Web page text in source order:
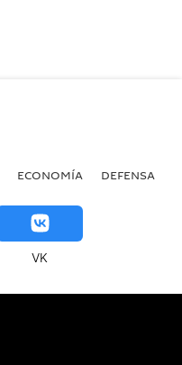
ECONOMÍA DEFENSA
VK